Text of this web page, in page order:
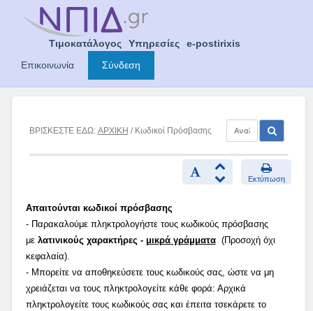
Τιμοκατάλογος Υπηρεσίες
e-postirixis
Επικοινωνία
Σύνδεση
ΒΡΙΣΚΕΣΤΕ ΕΔΩ: ΑΡΧΙΚΗ / Κωδικοί Πρόσβασης
Εκτύπωση
Απαιτούνται κωδικοί πρόσβασης
- Παρακαλούμε πληκτρολογήστε τους κωδικούς πρόσβασης
με λατινικούς χαρακτήρες - μικρά γράμματα(Προσοχή όχι
κεφαλαία).
- Μπορείτε να αποθηκεύσετε τους κωδικούς σας, ώστε να μη
χρειάζεται να τους πληκτρολογείτε κάθε φορά: Αρχικά
πληκτρολογείτε τους κωδικούς σας και έπειτα τσεκάρετε το